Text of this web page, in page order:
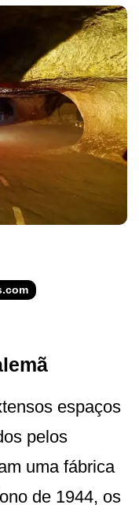
espaços
pelos
uma fábrica
de 1944, os